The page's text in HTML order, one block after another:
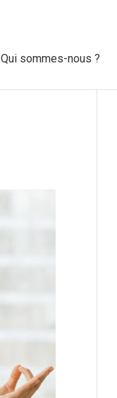
Qui sommes-nous ?